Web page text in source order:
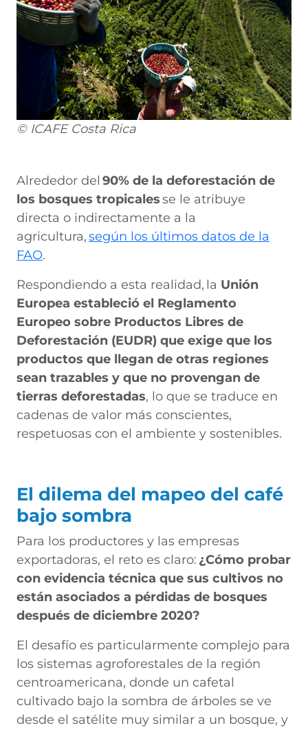
© ICAFE Costa Rica
Alrededor del 90% de la deforestación de
los bosques tropicalesse le atribuye
directa o indirectamente a la
agricultura,según los últimos datos de la
FAO.
Respondiendo a esta realidad, la Unión
Europea estableció el Reglamento
Europeo sobre Productos Libres de
Deforestación (EUDR) que exige que los
productos que llegan de otras regiones
sean trazables y que no provengan de
tierras deforestadas, lo que se traduce en
cadenas de valor más conscientes,
respetuosas con el ambiente y sostenibles.
El dilema del mapeo del café
bajo sombra
Para los productores y las empresas
exportadoras, el reto es claro: ¿Cómo probar
con evidencia técnica que sus cultivos no
están asociados a pérdidas de bosques
después de diciembre 2020?
El desafío es particularmente complejo para
los sistemas agroforestales de la región
centroamericana, donde un cafetal
cultivado bajo la sombra de árboles se ve
desde el satélite muy similar a un bosque, y